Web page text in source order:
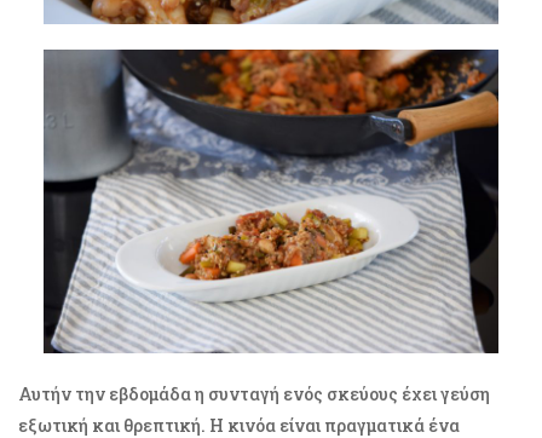
Αυτήν την εβδομάδα η συνταγή ενός σκεύους έχει γεύση
εξωτική και θρεπτική. Η κινόα είναι πραγματικά ένα